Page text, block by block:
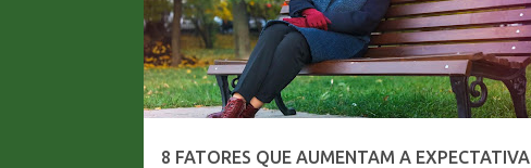
8 FATORES QUE AUMENTAM A EXPECTATIVA